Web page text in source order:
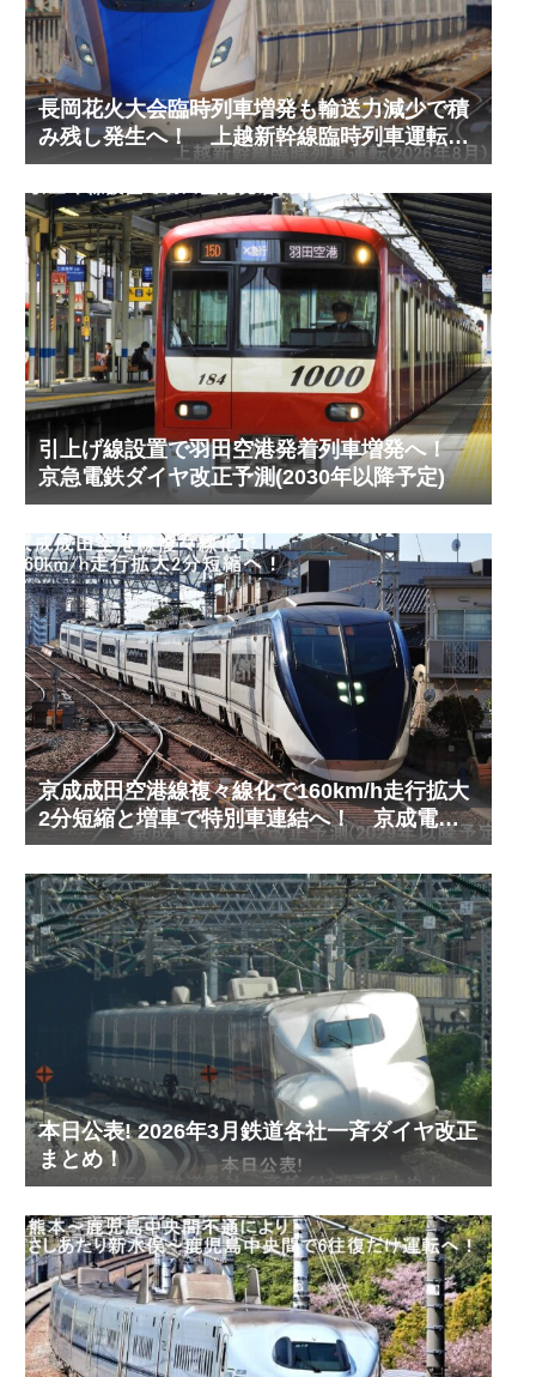
長岡花火大会臨時列車増発も輸送力減少で積
み残し発生へ！ 上越新幹線臨時列車運転
(2026年8月)
引上げ線設置で羽田空港発着列車増発へ！
京急電鉄ダイヤ改正予測(2030年以降予定)
京成成田空港線複々線化で160km/h走行拡大
2分短縮と増車で特別車連結へ！ 京成電鉄
ダイヤ改正予測(2029年以降予定)
本日公表! 2026年3月鉄道各社一斉ダイヤ改正
まとめ！